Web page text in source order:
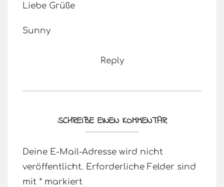
Liebe Grüße
Sunny
Reply
SCHREIBE EINEN KOMMENTAR
Deine E-Mail-Adresse wird nicht
veröffentlicht. Erforderliche Felder sind
mit * markiert